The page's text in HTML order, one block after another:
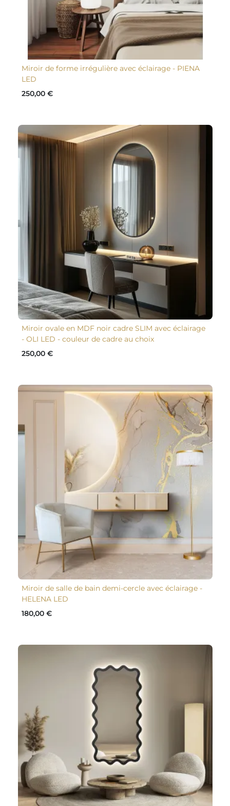
Miroir de forme irrégulière avec éclairage - PIENA
LED
250,00 €
Miroir ovale en MDF noir cadre SLIM avec éclairage
- OLI LED - couleur de cadre au choix
250,00 €
Miroir de salle de bain demi-cercle avec éclairage -
HELENA LED
180,00 €